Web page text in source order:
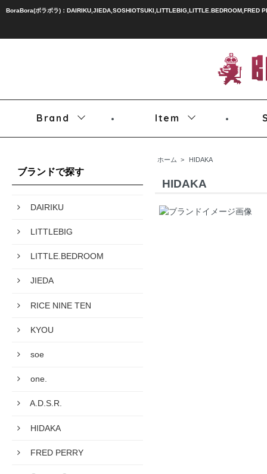
BoraBora(ボラボラ)：DAIRIKU,JIEDA,SOSHIOTSUKI,LITTLEBIG,LITTLE.BEDROOM,FRED
Brand Item
ブランドで探す
DAIRIKU
LITTLEBIG
LITTLE.BEDROOM
JIEDA
RICE NINE TEN
KYOU
soe
one.
A.D.S.R.
HIDAKA
FRED PERRY
ホーム > HIDAKA
HIDAKA